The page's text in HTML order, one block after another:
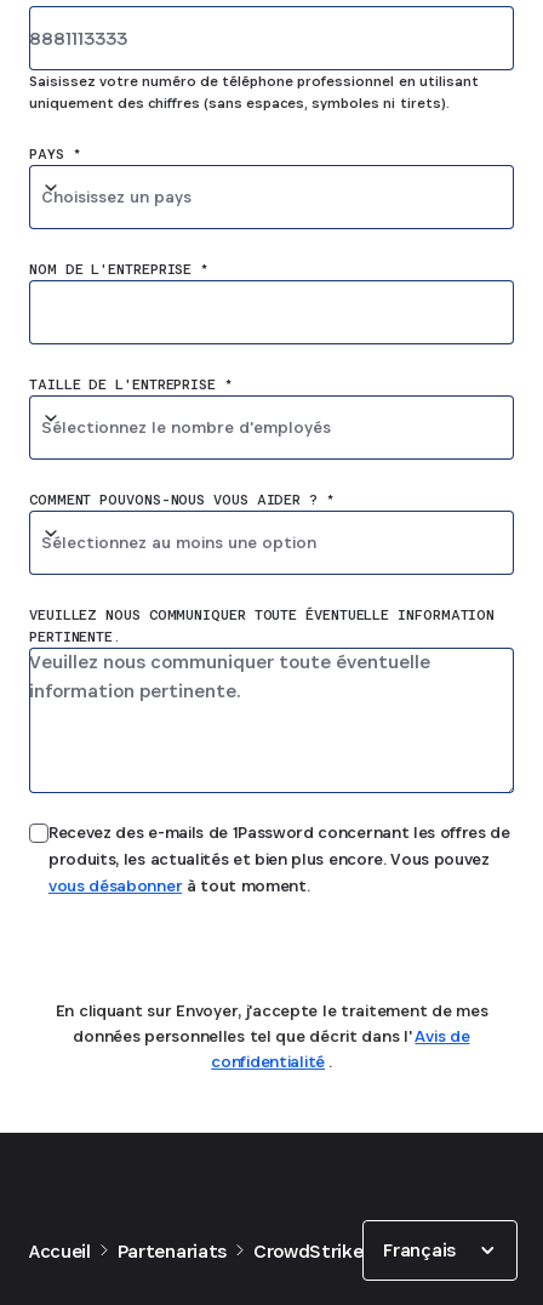
Saisissez votre numéro de téléphone professionnel en utilisant
uniquement des chiffres (sans espaces, symboles ni tirets).
PAYS *
Choisissez un pays
NOM DE L'ENTREPRISE *
TAILLE DE L'ENTREPRISE *
Sélectionnez le nombre d'employés
COMMENT POUVONS-NOUS VOUS AIDER ? *
Sélectionnez au moins une option
VEUILLEZ NOUS COMMUNIQUER TOUTE ÉVENTUELLE INFORMATION
PERTINENTE.
Recevez des e-mails de 1Password concernant les offres de
produits, les actualités et bien plus encore. Vous pouvez
vous désabonnerà tout moment.
En cliquant sur Envoyer, j'accepte le traitement de mes
données personnelles tel que décrit dans l'Avis de
confidentialité .
Accueil Partenariats CrowdStrike Français